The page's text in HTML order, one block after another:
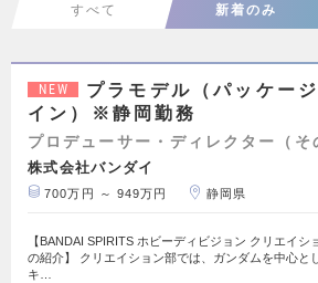
すべて 新着のみ
NEW
プラモデル（パッケー
イン）※静岡勤務
プロデューサー・ディレクター（そ
株式会社バンダイ
700万円 ～ 949万円 静岡県
【BANDAI SPIRITS ホビーディビジョン クリエイシ
の紹介】 クリエイション部では、ガンダムを中心と
キ…